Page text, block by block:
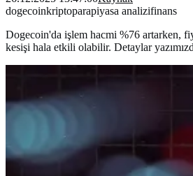
dogecoinkriptoparapiyasa analizifinans
Dogecoin'da işlem hacmi %76 artarken,
kesişi hala etkili olabilir. Detaylar